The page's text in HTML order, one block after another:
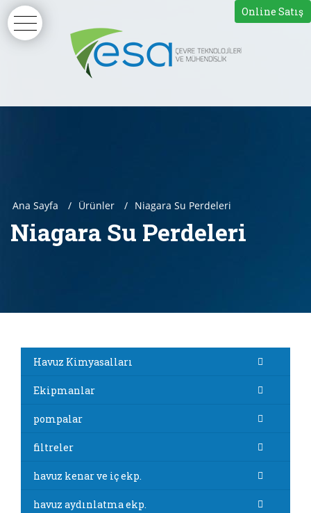
Online Satış
Ana Sayfa Ürünler Niagara Su Perdeleri
Niagara Su Perdeleri
Havuz Kimyasalları
Ekipmanlar
pompalar
filtreler
havuz kenar ve iç ekp.
havuz aydınlatma ekp.